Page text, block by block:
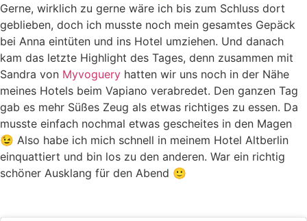
Gerne, wirklich zu gerne wäre ich bis zum Schluss dort
geblieben, doch ich musste noch mein gesamtes Gepäck
bei Anna eintüten und ins Hotel umziehen. Und danach
kam das letzte Highlight des Tages, denn zusammen mit
Sandra von Myvoguery hatten wir uns noch in der Nähe
meines Hotels beim Vapiano verabredet. Den ganzen Tag
gab es mehr Süßes Zeug als etwas richtiges zu essen. Da
musste einfach nochmal etwas gescheites in den Magen
😉 Also habe ich mich schnell in meinem Hotel Altberlin
einquattiert und bin los zu den anderen. War ein richtig
schöner Ausklang für den Abend 🙂